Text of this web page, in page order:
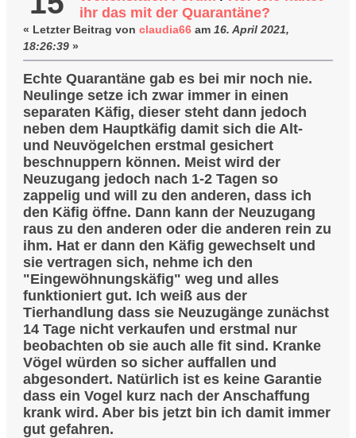
ihr das mit der Quarantäne?
« Letzter Beitrag vonclaudia66 am 16. April 2021,
18:26:39 »
Echte Quarantäne gab es bei mir noch nie.
Neulinge setze ich zwar immer in einen
separaten Käfig, dieser steht dann jedoch
neben dem Hauptkäfig damit sich die Alt-
und Neuvögelchen erstmal gesichert
beschnuppern können. Meist wird der
Neuzugang jedoch nach 1-2 Tagen so
zappelig und will zu den anderen, dass ich
den Käfig öffne. Dann kann der Neuzugang
raus zu den anderen oder die anderen rein zu
ihm. Hat er dann den Käfig gewechselt und
sie vertragen sich, nehme ich den
"Eingewöhnungskäfig" weg und alles
funktioniert gut. Ich weiß aus der
Tierhandlung dass sie Neuzugänge zunächst
14 Tage nicht verkaufen und erstmal nur
beobachten ob sie auch alle fit sind. Kranke
Vögel würden so sicher auffallen und
abgesondert. Natürlich ist es keine Garantie
dass ein Vogel kurz nach der Anschaffung
krank wird. Aber bis jetzt bin ich damit immer
gut gefahren.